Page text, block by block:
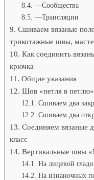
—Сообщества
—Трансляции
Сшиваем вязаные
трикотажные швы,
Как соединить
крючка
Общие указания
Шов «петля в петлю»
Сшиваем два
Сшиваем два
Соединяем вязаные
класс
Вертикальные швы
На лицевой глади
На изнаночных